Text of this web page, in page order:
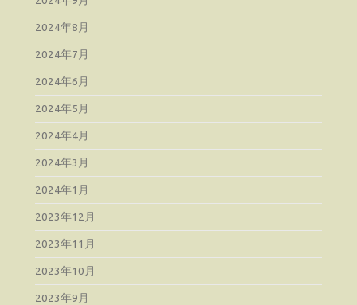
2024年8月
2024年7月
2024年6月
2024年5月
2024年4月
2024年3月
2024年1月
2023年12月
2023年11月
2023年10月
2023年9月